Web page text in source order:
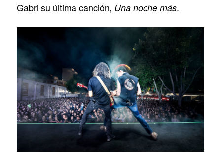
Gabri su última canción, Una noche más.